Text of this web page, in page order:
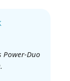
Power-Duo